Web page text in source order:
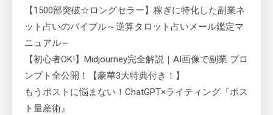
【1500部突破☆ロングセラー】稼ぎに特化した副業ネ
ット占いのバイブル～逆算タロット占いメール鑑定マ
ニュアル～
【初心者OK!】Midjourney完全解説｜AI画像で副業 プロ
ンプト全公開！【豪華3大特典付き！】
もうポストに悩まない！ChatGPT×ライティング『ポス
ト量産術』